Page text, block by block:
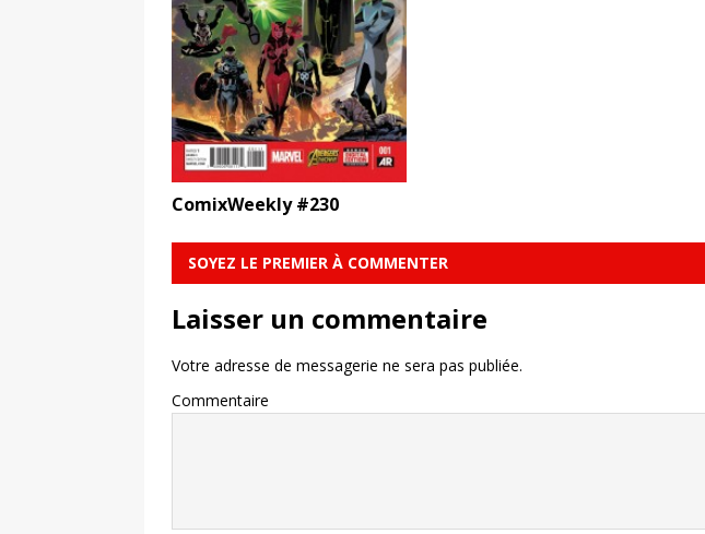
ComixWeekly #230
SOYEZ LE PREMIER À COMMENTER
Laisser un commentaire
Votre adresse de messagerie ne sera pas publiée.
Commentaire